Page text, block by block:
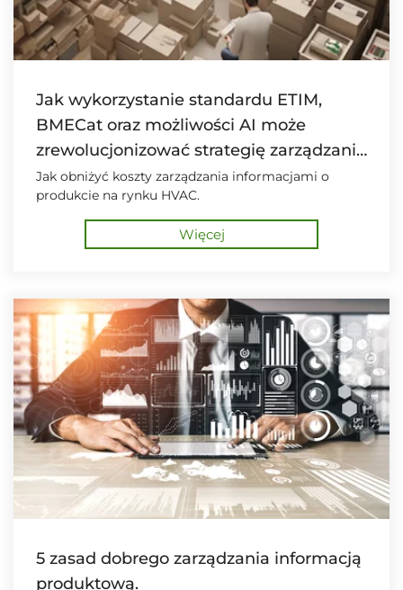
Jak wykorzystanie standardu ETIM,
BMECat oraz możliwości AI może
zrewolucjonizować strategię zarządzania
danymi produktów w branży HVAC.
Jak obniżyć koszty zarządzania informacjami o
produkcie na rynku HVAC.
Więcej
5 zasad dobrego zarządzania informacją
produktową.